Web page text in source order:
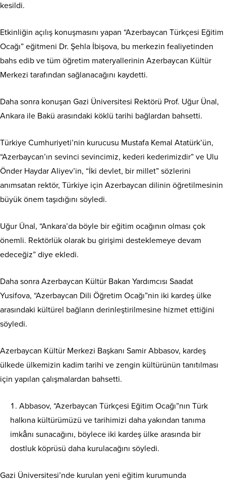
kesildi.
Etkinliğin açılış konuşmasını yapan “Azerbaycan Türkçesi Eğitim
Ocağı” eğitmeni Dr. Şehla İbişova, bu merkezin fealiyetinden
bahs edib ve tüm öğretim materyallerinin Azerbaycan Kültür
Merkezi tarafından sağlanacağını kaydetti.
Daha sonra konuşan Gazi Üniversitesi Rektörü Prof. Uğur Ünal,
Ankara ile Bakü arasındaki köklü tarihi bağlardan bahsetti.
Türkiye Cumhuriyeti’nin kurucusu Mustafa Kemal Atatürk’ün,
“Azerbaycan’ın sevinci sevincimiz, kederi kederimizdir” ve Ulu
Önder Haydar Aliyev’in, “İki devlet, bir millet” sözlerini
anımsatan rektör, Türkiye için Azerbaycan dilinin öğretilmesinin
büyük önem taşıdığını söyledi.
Uğur Ünal, “Ankara’da böyle bir eğitim ocağının olması çok
önemli. Rektörlük olarak bu girişimi desteklemeye devam
edeceğiz” diye ekledi.
Daha sonra Azerbaycan Kültür Bakan Yardımcısı Saadat
Yusifova, “Azerbaycan Dili Öğretim Ocağı”nin iki kardeş ülke
arasındaki kültürel bağların derinleştirilmesine hizmet ettiğini
söyledi.
Azerbaycan Kültür Merkezi Başkanı Samir Abbasov, kardeş
ülkede ülkemizin kadim tarihi ve zengin kültürünün tanıtılması
için yapılan çalışmalardan bahsetti.
Abbasov, “Azerbaycan Türkçesi Eğitim Ocağı”nın Türk
halkına kültürümüzü ve tarihimizi daha yakından tanıma
imkânı sunacağını, böylece iki kardeş ülke arasında bir
dostluk köprüsü daha kurulacağını söyledi.
Gazi Üniversitesi’nde kurulan yeni eğitim kurumunda